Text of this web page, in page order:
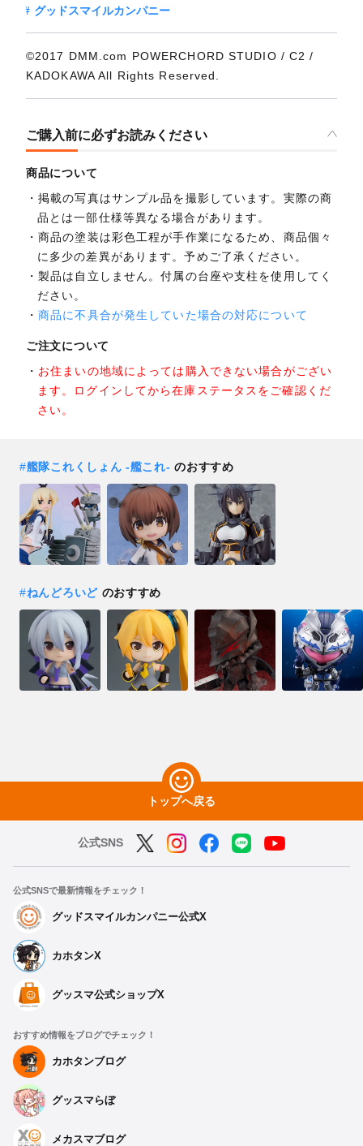
グッドスマイルカンパニー
©2017 DMM.com POWERCHORD STUDIO / C2 /
KADOKAWA All Rights Reserved.
ご購入前に必ずお読みください
商品について
掲載の写真はサンプル品を撮影しています。実際の商
品とは一部仕様等異なる場合があります。
商品の塗装は彩色工程が手作業になるため、商品個々
に多少の差異があります。予めご了承ください。
製品は自立しません。付属の台座や支柱を使用してく
ださい。
商品に不具合が発生していた場合の対応について
ご注文について
お住まいの地域によっては購入できない場合がござい
ます。ログインしてから在庫ステータスをご確認くだ
さい。
#艦隊これくしょん ‐艦これ‐ のおすすめ
#ねんどろいどのおすすめ
トップへ戻る
公式SNS
公式SNSで最新情報をチェック！
グッドスマイルカンパニー公式X
カホタンX
グッスマ公式ショップX
おすすめ情報をブログでチェック！
カホタンブログ
グッスマらぼ
メカスマブログ